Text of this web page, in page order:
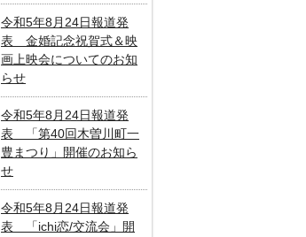
令和5年8月24日報道発
表 金婚記念祝賀式＆映
画上映会についてのお知
らせ
令和5年8月24日報道発
表 「第40回木曽川町一
豊まつり」開催のお知ら
せ
令和5年8月24日報道発
表 「ichi恋/交流会」開